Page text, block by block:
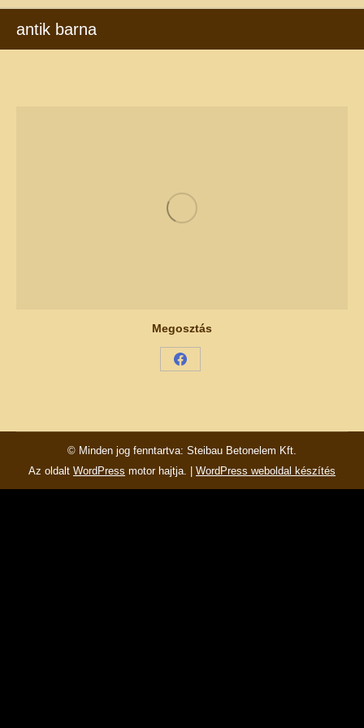
antik barna
Megosztás
Share
© Minden jog fenntartva: Steibau Betonelem Kft.
Az oldalt WordPress motor hajtja. | WordPress weboldal készítés